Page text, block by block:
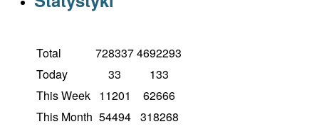
Total 7283374692293
Today
33
133
This Week 11201
62666
This Month 54494 318268